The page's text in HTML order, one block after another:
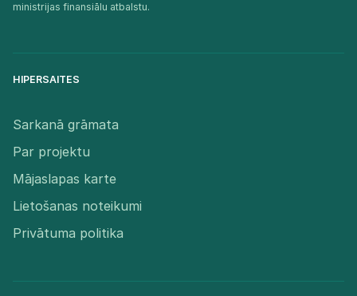
ministrijas finansiālu atbalstu.​
HIPERSAITES
Sarkanā grāmata
Par projektu
Mājaslapas karte
Lietošanas noteikumi
Privātuma politika